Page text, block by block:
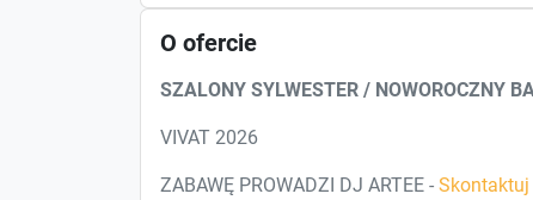
O ofercie
SZALONY SYLWESTER / NOWOROCZNY
VIVAT 2026
ZABAWĘ PROWADZI DJ ARTEE - Skontaktuj